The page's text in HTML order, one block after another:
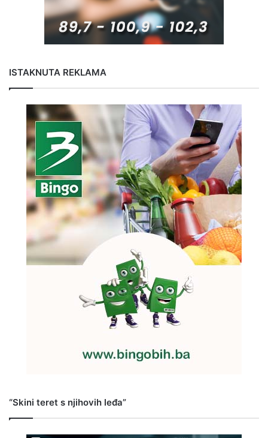
ISTAKNUTA REKLAMA
“Skini teret s njihovih leđa”